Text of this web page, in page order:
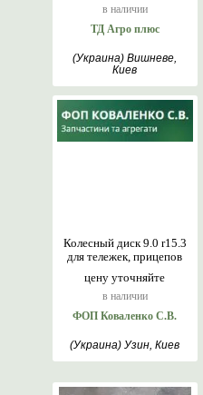
в наличии
ТД Агро плюс
(Украина) Вишневе,
Киев
цену уточняйте
в наличии
Колесный диск 9.0 r15.3
для тележек, прицепов
ФОП Коваленко С.В.
(Украина) Узин, Киев